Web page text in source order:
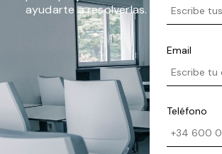
ayudarte a resolverlas.
Email
Teléfono